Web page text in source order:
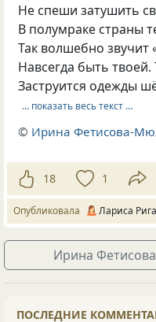
Не спеши затушить
В полумраке страны
Так волшебно звучит
Навсегда быть
Заструится одежды
… показать весь текст …
© Ирина Фетисова-
18 1
Опубликовала Лариса Рига
Ирина
ПОСЛЕДНИЕ